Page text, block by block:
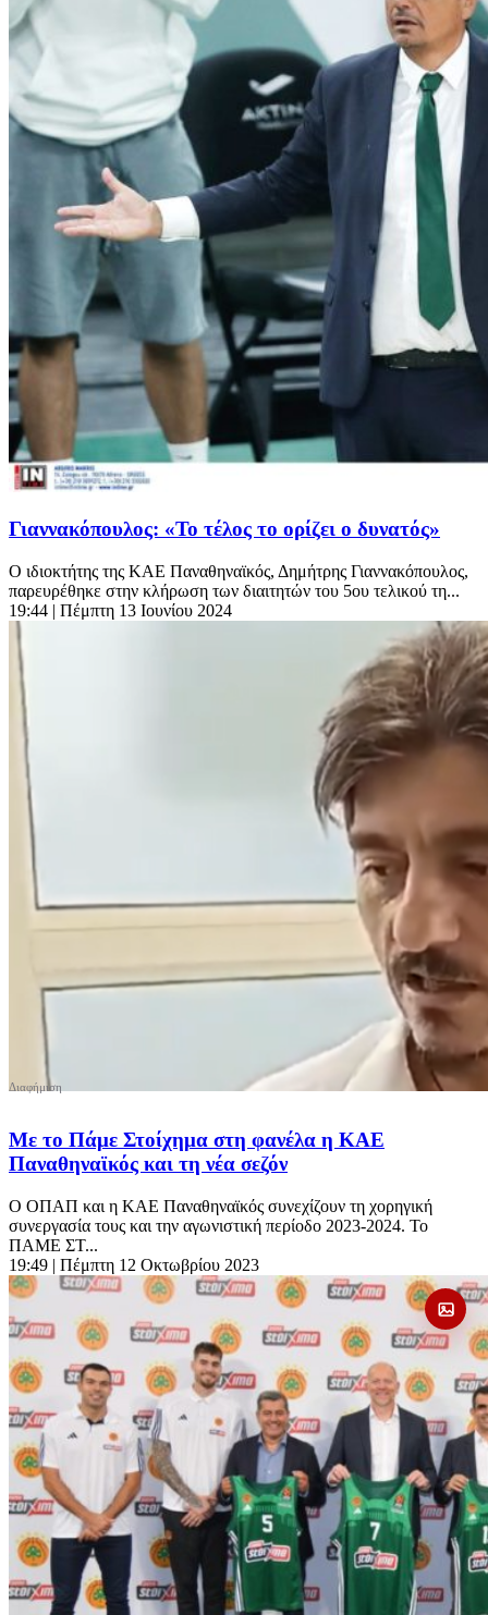
Γιαννακόπουλος: «Το τέλος το ορίζει ο δυνατός»
Ο ιδιοκτήτης της ΚΑΕ Παναθηναϊκός, Δημήτρης Γιαννακόπουλος,
παρευρέθηκε στην κλήρωση των διαιτητών του 5ου τελικού τη...
19:44 | Πέμπτη 13 Ιουνίου 2024
Με το Πάμε Στοίχημα στη φανέλα η ΚΑΕ
Παναθηναϊκός και τη νέα σεζόν
Ο ΟΠΑΠ και η ΚΑΕ Παναθηναϊκός συνεχίζουν τη χορηγική
συνεργασία τους και την αγωνιστική περίοδο 2023-2024. Το
ΠΑΜΕ ΣΤ...
19:49 | Πέμπτη 12 Οκτωβρίου 2023